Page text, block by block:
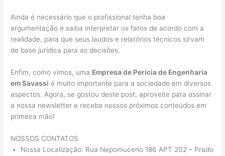
Ainda é necessário que o profissional tenha boa
argumentação e saiba interpretar os fatos de acordo com a
realidade, para que seus laudos e relatórios técnicos sirvam
de base jurídica para as decisões.
Enfim, como vimos, uma Empresa de Perícia de Engenharia
em Savassi é muito importante para a sociedade em diversos
aspectos. Agora, se gostou deste post, aproveite para assinar
a nossa newsletter e receba nossos próximos conteúdos em
primeira mão!
NOSSOS CONTATOS
Nossa Localização: Rua Nepomuceno 186 APT 202 – Prado